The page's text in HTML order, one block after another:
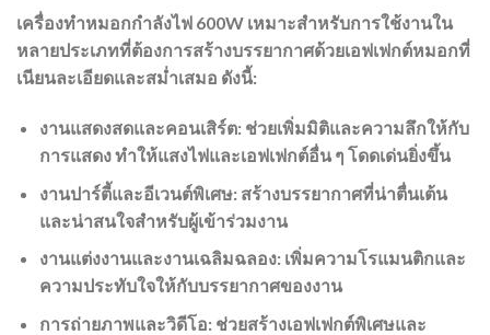
เครื่องทำหมอกกำลังไฟ 600W เหมาะสำหรับการใช้งานใน
หลายประเภทที่ต้องการสร้างบรรยากาศด้วยเอฟเฟกต์หมอกที่
เนียนละเอียดและสม่ำเสมอ ดังนี้:
งานแสดงสดและคอนเสิร์ต: ช่วยเพิ่มมิติและความลึกให้กับ
การแสดง ทำให้แสงไฟและเอฟเฟกต์อื่น ๆ โดดเด่นยิ่งขึ้น
งานปาร์ตี้และอีเวนต์พิเศษ: สร้างบรรยากาศที่น่าตื่นเต้น
และน่าสนใจสำหรับผู้เข้าร่วมงาน
งานแต่งงานและงานเฉลิมฉลอง: เพิ่มความโรแมนติกและ
ความประทับใจให้กับบรรยากาศของงาน
การถ่ายภาพและวิดีโอ: ช่วยสร้างเอฟเฟกต์พิเศษและ